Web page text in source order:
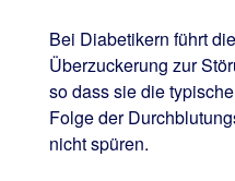
Bei Diabetikern führt
Überzuckerung zur
so dass sie die
Folge der
nicht spüren.